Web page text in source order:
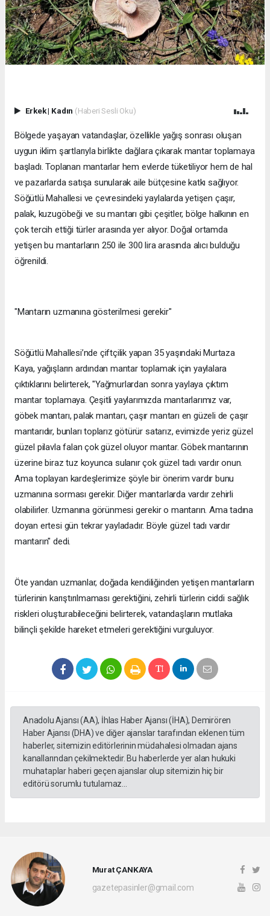
Erkek| Kadın (Haberi Sesli Oku)
Bölgede yaşayan vatandaşlar, özellikle yağış sonrası oluşan
uygun iklim şartlarıyla birlikte dağlara çıkarak mantar toplamaya
başladı. Toplanan mantarlar hem evlerde tüketiliyor hem de hal
ve pazarlarda satışa sunularak aile bütçesine katkı sağlıyor.
Söğütlü Mahallesi ve çevresindeki yaylalarda yetişen çaşır,
palak, kuzugöbeği ve su mantarı gibi çeşitler, bölge halkının en
çok tercih ettiği türler arasında yer alıyor. Doğal ortamda
yetişen bu mantarların 250 ile 300 lira arasında alıcı bulduğu
öğrenildi.
"Mantarın uzmanına gösterilmesi gerekir"
Söğütlü Mahallesi’nde çiftçilik yapan 35 yaşındaki Murtaza
Kaya, yağışların ardından mantar toplamak için yaylalara
çıktıklarını belirterek, "Yağmurlardan sonra yaylaya çıktım
mantar toplamaya. Çeşitli yaylarımızda mantarlarımız var,
göbek mantarı, palak mantarı, çaşır mantarı en güzeli de çaşır
mantarıdır, bunları toplarız götürür satarız, evimizde yeriz güzel
güzel pilavla falan çok güzel oluyor mantar. Göbek mantarının
üzerine biraz tuz koyunca sulanır çok güzel tadı vardır onun.
Ama toplayan kardeşlerimize şöyle bir önerim vardır bunu
uzmanına sorması gerekir. Diğer mantarlarda vardır zehirli
olabilirler. Uzmanına görünmesi gerekir o mantarın. Ama tadına
doyan ertesi gün tekrar yayladadır. Böyle güzel tadı vardır
mantarın" dedi.
Öte yandan uzmanlar, doğada kendiliğinden yetişen mantarların
türlerinin karıştırılmaması gerektiğini, zehirli türlerin ciddi sağlık
riskleri oluşturabileceğini belirterek, vatandaşların mutlaka
bilinçli şekilde hareket etmeleri gerektiğini vurguluyor.
Anadolu Ajansı (AA), İhlas Haber Ajansı (İHA), Demirören
Haber Ajansı (DHA) ve diğer ajanslar tarafından eklenen tüm
haberler, sitemizin editörlerinin müdahalesi olmadan ajans
kanallarından çekilmektedir. Bu haberlerde yer alan hukuki
muhataplar haberi geçen ajanslar olup sitemizin hiç bir
editörü sorumlu tutulamaz...
Murat ÇANKAYA
gazetepasinler@gmail.com